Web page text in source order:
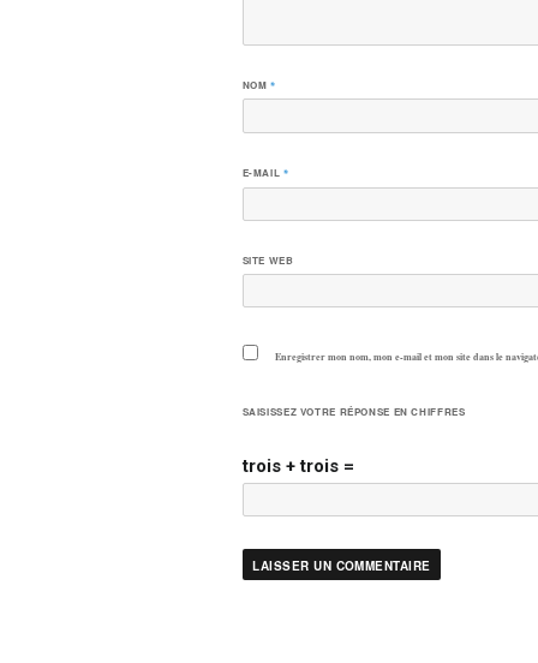
NOM*
E-MAIL *
SITE WEB
Enregistrer mon nom, mon e-mail et mon site dans le
SAISISSEZ VOTRE RÉPONSE EN CHIFFRES
trois + trois =